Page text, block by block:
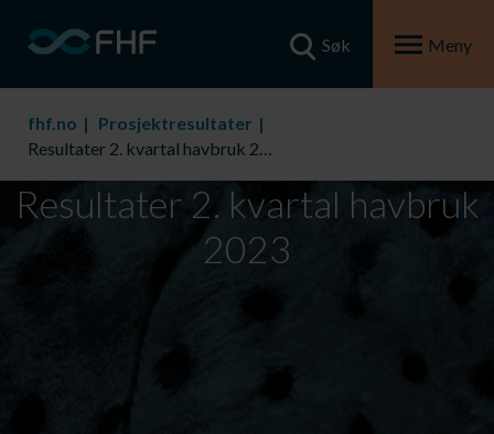
Søk Meny
fhf.no
Prosjektresultater
Resultater 2. kvartal havbruk 2023
Resultater 2. kvartal havbruk
2023